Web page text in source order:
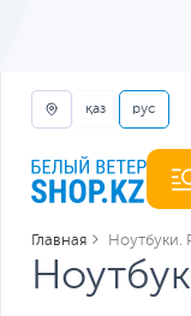
қаз рус
Главная Ноутбуки.